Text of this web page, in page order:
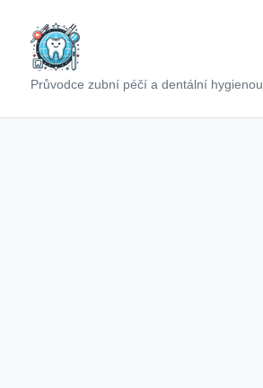
contentPrůvodce zubní péčí a dentální hygienou